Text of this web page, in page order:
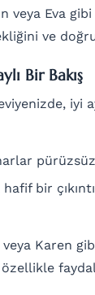
Eva gibi
ve
Bir Bakış
iyi
bir
Karen